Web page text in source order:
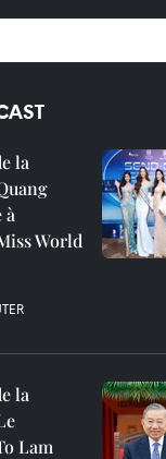
la
à
World
la
Lam